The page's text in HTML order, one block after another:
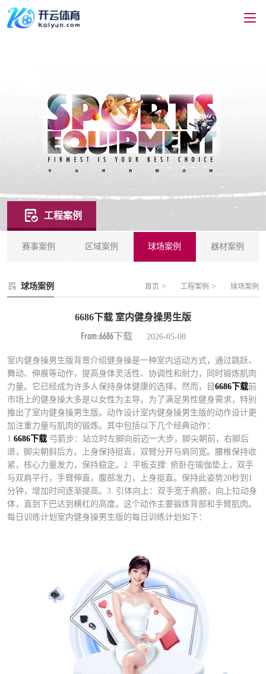
工程案例
赛事案例 区域案例 球场案例 器材案例
球场案例 首页 > 工程案例 > 球场案例
6686下载 室内健身操男生版
From:6686下载 2026-05-08
室内健身操男生版背景介绍健身操是一种室内运动方式，通过跳跃、
舞动、伸展等动作，提高身体灵活性、协调性和耐力，同时锻炼肌肉
力量。它已经成为许多人保持身体健康的选择。然而，目 6686下载前
市场上的健身操大多是以女性为主导。为了满足男性健身需求，特别
推出了室内健身操男生版。动作设计室内健身操男生版的动作设计更
加注重力量与肌肉的锻炼。其中包括以下几个经典动作：
1. 6686下载 弓箭步：站立时左脚向前迈一大步，脚尖朝前，右脚后
退，脚尖朝斜后方。上身保持挺直，双臂分开与肩同宽。腰椎保持收
紧，核心力量发力，保持稳定。2. 平板支撑: 俯卧在瑜伽垫上，双手
与双肩平行，手臂伸直，腹部发力，上身挺直。保持此姿势20秒到1
分钟，增加时间逐渐提高。3. 引体向上：双手宽于肩膀，向上拉动身
体，直到下巴达到横杠的高度。这个动作主要锻炼背部和手臂肌肉。
每日训练计划室内健身操男生版的每日训练计划如下：